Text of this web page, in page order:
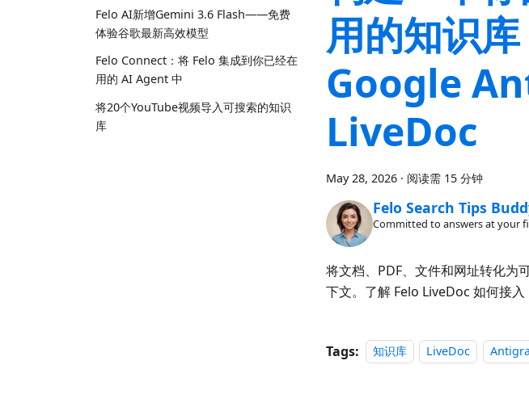
Felo AI新增Gemini 3.6 Flash——免费
体验谷歌最新高效模型
Felo Connect：将 Felo 集成到你已经在
用的 AI Agent 中
将20个YouTube视频导入可搜索的知识
库
用的知识
Google
LiveDoc
May 28, 2026 · 阅读需 15 分钟
Felo Search Tips
Committed to answers at your
将文档、PDF、文件和网址转化为
下文。了解 Felo LiveDoc 如何接
Tags: 知识库 LiveDoc